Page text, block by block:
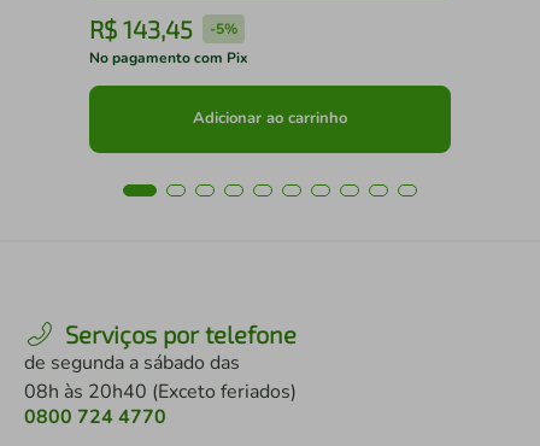
R$ 143,45 -5%
No pagamento com Pix
Adicionar ao carrinho
Serviços por telefone
de segunda a sábado das
08h às 20h40 (Exceto feriados)
0800 724 4770